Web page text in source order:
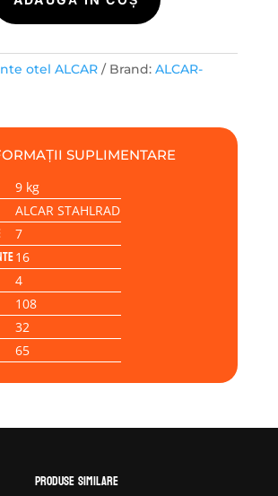
otel ALCAR Brand: ALCAR-
SUPLIMENTARE
9 kg
ALCAR STAHLRAD
7
16
4
108
32
65
Produse similare